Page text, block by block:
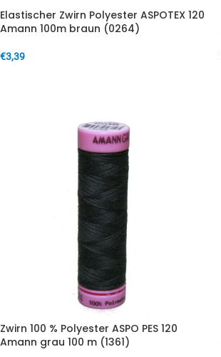
Elastischer Zwirn Polyester ASPOTEX 120
Amann 100m braun (0264)
€3,39
Zwirn 100 % Polyester ASPO PES 120
Amann grau 100 m (1361)